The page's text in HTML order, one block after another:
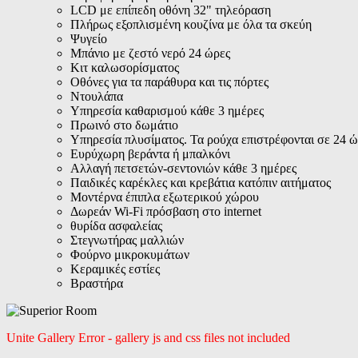
LCD με επίπεδη οθόνη 32" τηλεόραση
Πλήρως εξοπλισμένη κουζίνα με όλα τα σκεύη
Ψυγείο
Μπάνιο με ζεστό νερό 24 ώρες
Κιτ καλωσορίσματος
Οθόνες για τα παράθυρα και τις πόρτες
Ντουλάπα
Υπηρεσία καθαρισμού κάθε 3 ημέρες
Πρωινό στο δωμάτιο
Υπηρεσία πλυσίματος. Τα ρούχα επιστρέφονται σε 24
Ευρύχωρη βεράντα ή μπαλκόνι
Αλλαγή πετσετών-σεντονιών κάθε 3 ημέρες
Παιδικές καρέκλες και κρεβάτια κατόπιν αιτήματος
Μοντέρνα έπιπλα εξωτερικού χώρου
Δωρεάν Wi-Fi πρόσβαση στο internet
θυρίδα ασφαλείας
Στεγνωτήρας μαλλιών
Φούρνο μικροκυμάτων
Κεραμικές εστίες
Βραστήρα
Unite Gallery Error - gallery js and css files not included